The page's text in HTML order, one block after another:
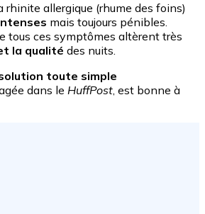
rhinite allergique (rhume des foins)
mais toujours pénibles.
tous ces symptômes altèrent très
la qualité des nuits.
toute simple
dans le HuffPost, est bonne à